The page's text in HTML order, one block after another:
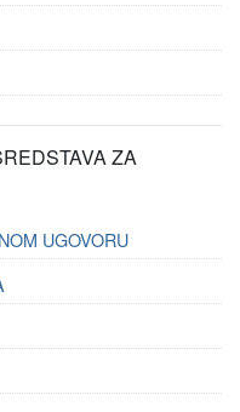
ZA
UGOVORU